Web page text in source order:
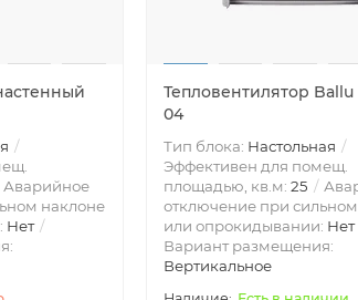
Аварийное
наклоне
Нет
Тепловентилятор Ballu
04
Тип блока: Настольная
Эффективен для помещ.
площадью, кв.м: 25
отключение при
или опрокидывании: Нет
Вариант размещения:
Вертикальное